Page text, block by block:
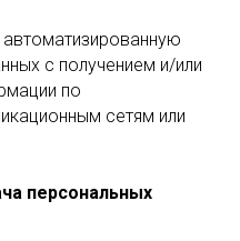
с получением и/или
по
сетям или
персональных